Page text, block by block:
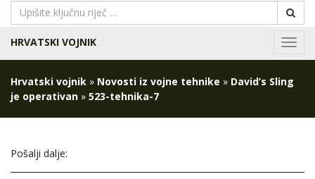
HRVATSKI VOJNIK
Hrvatski vojnik » Novosti iz vojne tehnike » David’s Sling
je operativan » 523-tehnika-7
Pošalji dalje: